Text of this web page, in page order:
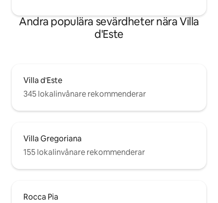
Andra populära sevärdheter nära Villa
d'Este
Villa d'Este
345 lokalinvånare rekommenderar
Villa Gregoriana
155 lokalinvånare rekommenderar
Rocca Pia